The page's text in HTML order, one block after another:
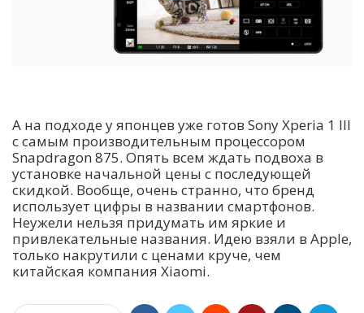
А на подходе у японцев уже готов Sony Xperia 1 III
с самым производительным процессором
Snapdragon 875. Опять всем ждать подвоха в
установке начальной цены с последующей
скидкой. Вообще, очень странно, что бренд
использует цифры в названии смартфонов.
Неужели нельзя придумать им яркие и
привлекательные названия. Идею взяли в Apple,
только накрутили с ценами круче, чем
китайская компания Xiaomi.